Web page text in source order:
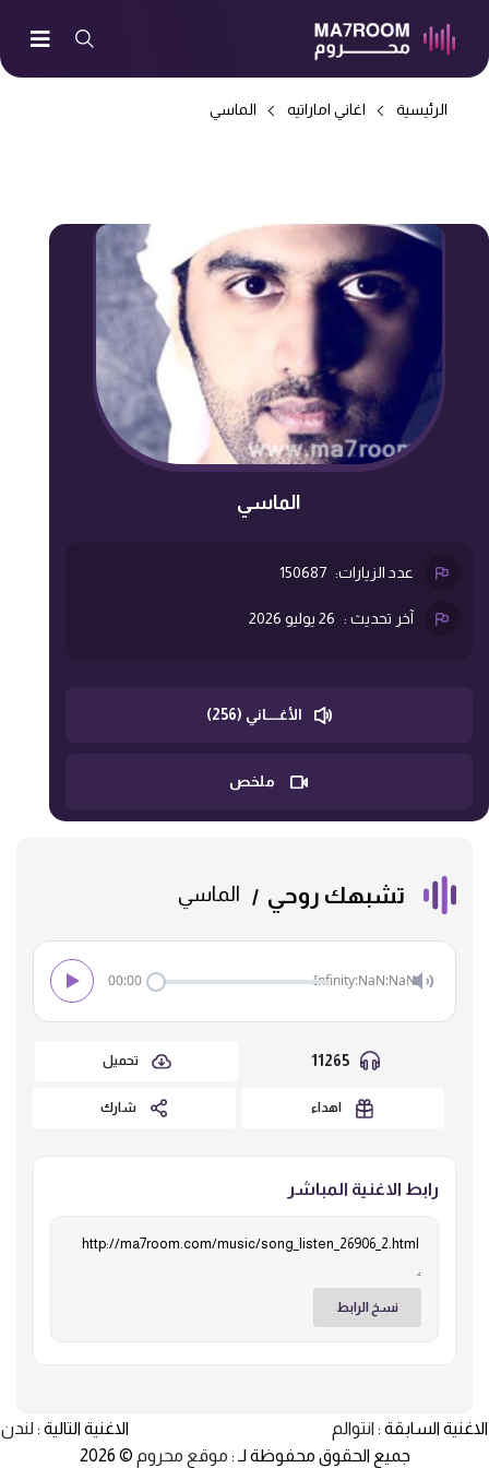
الرئيسية اغاني اماراتيه الماسي
الماسي
عدد الزيارات: 150687
آخر تحديث : 26 يوليو 2026
الأغــــاني (256)
ملخص
تشبهك روحي الماسي
00:00 Infinity:NaN:NaN
11265 تحميل
اهداء شارك
رابط الاغنية المباشر
نسخ الرابط
الاغنية السابقة : انتوالم الاغنية التالية : لندن
جميع الحقوق محفوظة لـ : موقع محروم © 2026